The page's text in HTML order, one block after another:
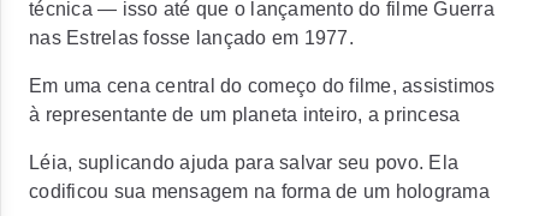
técnica — isso até que o lançamento do filme Guerra
nas Estrelas fosse lançado em 1977.
Em uma cena central do começo do filme, assistimos
à representante de um planeta inteiro, a princesa
Léia, suplicando ajuda para salvar seu povo. Ela
codificou sua mensagem na forma de um holograma